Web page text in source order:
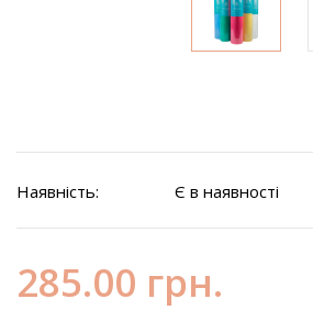
Наявність: Є в наявності
285.00 грн.